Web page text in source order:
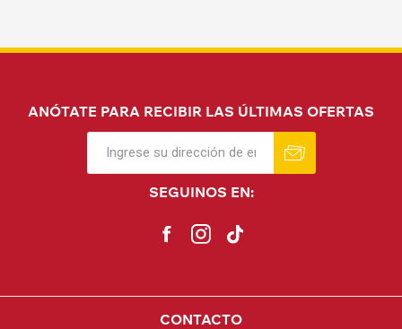
ANÓTATE PARA RECIBIR LAS ÚLTIMAS OFERTAS
SEGUINOS EN:
CONTACTO